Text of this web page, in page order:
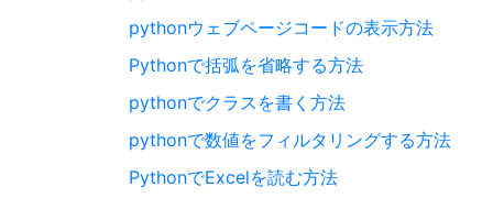
pythonウェブページコードの表示方法
Pythonで括弧を省略する方法
pythonでクラスを書く方法
pythonで数値をフィルタリングする方法
PythonでExcelを読む方法